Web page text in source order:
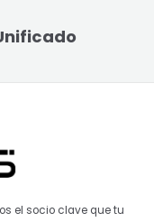
el socio clave que tu